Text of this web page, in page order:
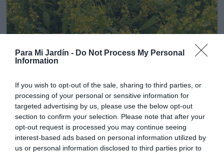
Para Mi Jardín - Do Not Process My Personal
Information
If you wish to opt-out of the sale, sharing to third parties, or
processing of your personal or sensitive information for
targeted advertising by us, please use the below opt-out
section to confirm your selection. Please note that after your
opt-out request is processed you may continue seeing
interest-based ads based on personal information utilized by
us or personal information disclosed to third parties prior to
Silvestres Vivaces
Vara de Oro Zigzagueante-Solidago
Flexicaulis
13 enero, 2020 Marisol Huesca
0 comentarios
Dificultad baja